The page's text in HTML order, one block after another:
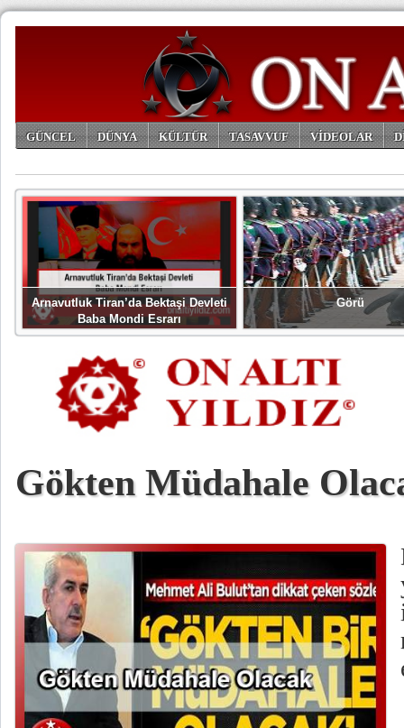
GÜNCEL DÜNYA KÜLTÜR TASAVVUF VİDEOLAR
Arnavutluk Tiran’da Bektaşi Devleti
Baba Mondi Esrarı
Görü
Gökten Müdahale